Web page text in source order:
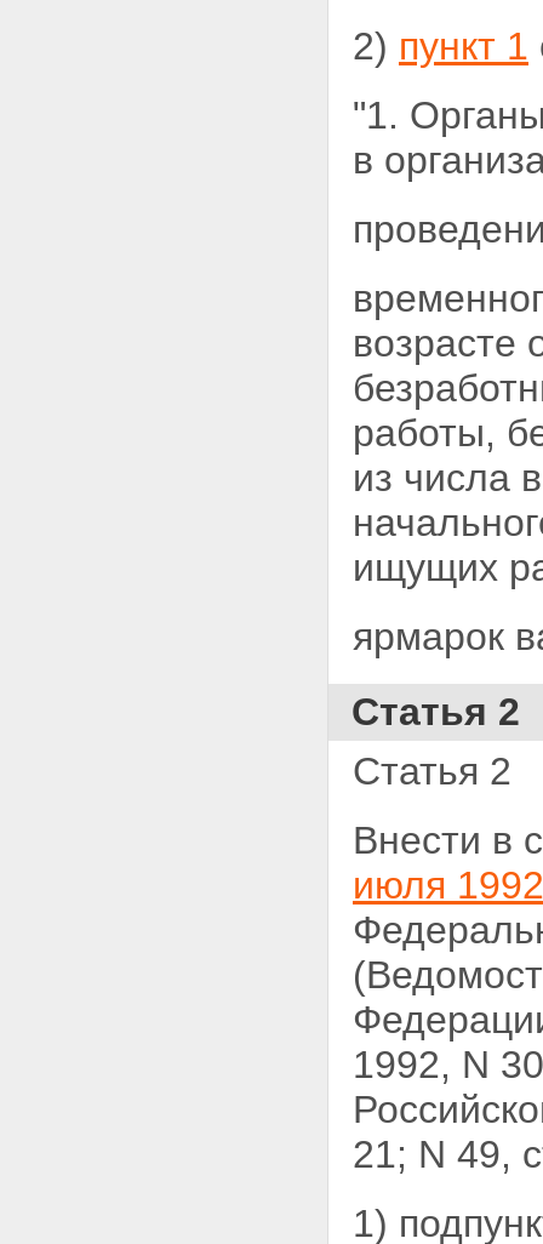
2) пункт 1
"1.
в
возрасте
работы,
из числа
ищущих
ярмарок
Статья 2
Статья 2
Внести в
июля
1992, N
21; N 49,
1)